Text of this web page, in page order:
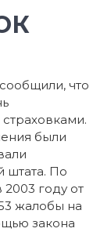
что
были
штата. По
году от
жалобы на
закона